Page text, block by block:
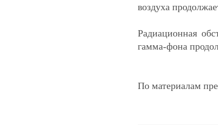
воздуха
Радиационная
гамма-фона
По материалам